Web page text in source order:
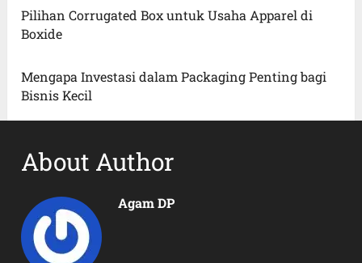
Pilihan Corrugated Box untuk Usaha Apparel di
Boxide
Mengapa Investasi dalam Packaging Penting bagi
Bisnis Kecil
About Author
Agam DP